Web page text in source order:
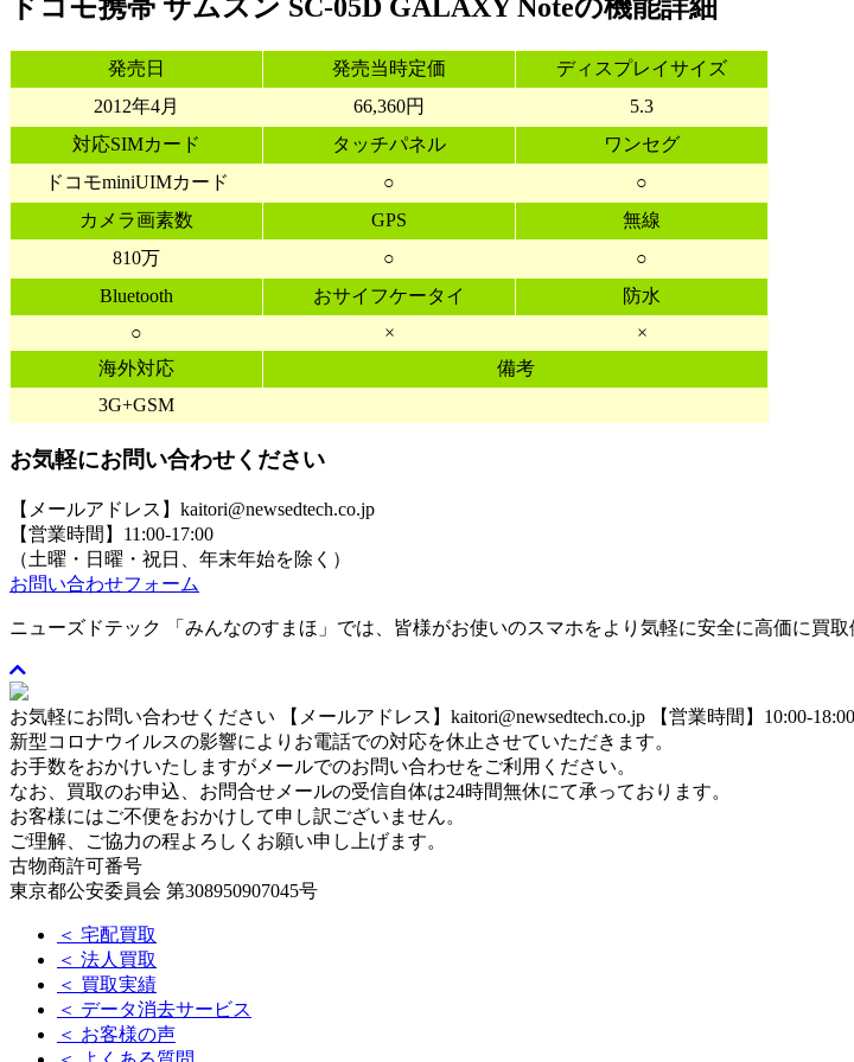
ドコモ携帯 サムスン SC-05D GALAXY Noteの機能詳細
発売日 発売当時定価
ディスプレイサイズ
2012年4月
66,360円
5.3
対応SIMカード
タッチパネル
ワンセグ
ドコモminiUIMカード
○
○
カメラ画素数
GPS
無線
810万
○
○
Bluetooth
おサイフケータイ
防水
○
×
×
海外対応
備考
3G+GSM
お気軽にお問い合わせください
【メールアドレス】kaitori@newsedtech.co.jp
【営業時間】11:00-17:00
（土曜・日曜・祝日、年末年始を除く）
お問い合わせフォーム
ニューズドテック 「みんなのすまほ」では、皆様がお使いのスマホをより気軽に安全に高価に買
お気軽にお問い合わせください 【メールアドレス】kaitori@newsedtech.co.jp
【営業時間】10:00-
新型コロナウイルスの影響によりお電話での対応を休止させていただきます。
お手数をおかけいたしますがメールでのお問い合わせをご利用ください。
なお、買取のお申込、お問合せメールの受信自体は24時間無休にて承っております。
お客様にはご不便をおかけして申し訳ございません。
ご理解、ご協力の程よろしくお願い申し上げます。
古物商許可番号
東京都公安委員会 第308950907045号
＜ 宅配買取
＜ 法人買取
＜ 買取実績
＜ データ消去サービス
＜ お客様の声